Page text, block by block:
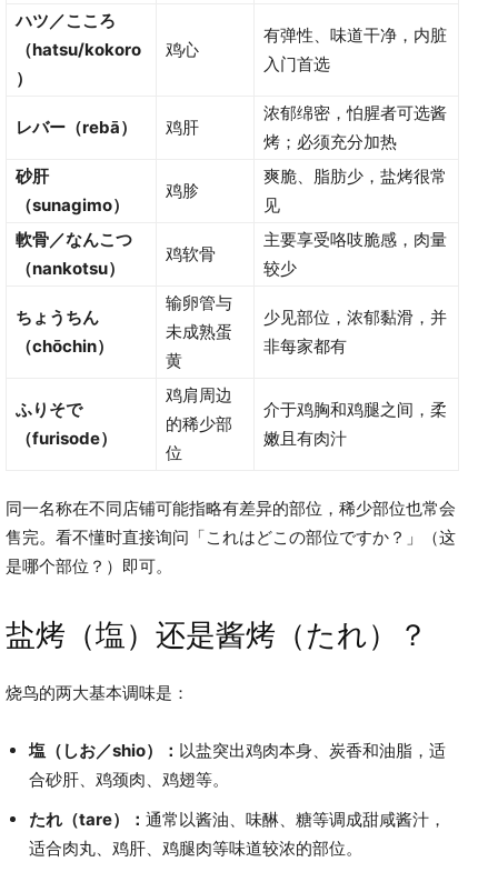
ハツ／こころ
（hatsu/kokoro
）
鸡心
有弹性、味道干净，内脏
入门首选
レバー（rebā） 鸡肝
浓郁绵密，怕腥者可选酱
烤；必须充分加热
砂肝
（sunagimo）
鸡胗
爽脆、脂肪少，盐烤很常
见
軟骨／なんこつ
（nankotsu）
鸡软骨
主要享受咯吱脆感，肉量
较少
ちょうちん
（chōchin）
输卵管与
未成熟蛋
黄
少见部位，浓郁黏滑，并
非每家都有
ふりそで
（furisode）
鸡肩周边
的稀少部
位
介于鸡胸和鸡腿之间，柔
嫩且有肉汁
同一名称在不同店铺可能指略有差异的部位，稀少部位也常会
售完。看不懂时直接询问「これはどこの部位ですか？」（这
是哪个部位？）即可。
盐烤（塩）还是酱烤（たれ）？
烧鸟的两大基本调味是：
塩（しお／shio）： 以盐突出鸡肉本身、炭香和油脂，适
合砂肝、鸡颈肉、鸡翅等。
たれ（tare）： 通常以酱油、味醂、糖等调成甜咸酱汁，
适合肉丸、鸡肝、鸡腿肉等味道较浓的部位。